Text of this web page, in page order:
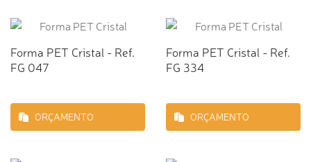
Forma PET Cristal - Ref.
FG 047
ORÇAMENTO
Forma PET Cristal - Ref.
FG 334
ORÇAMENTO